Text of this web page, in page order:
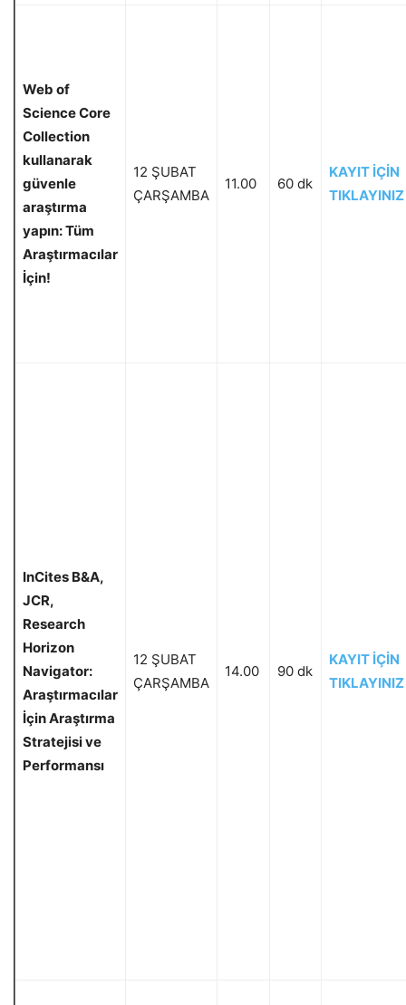
Web of
Science Core
Collection
kullanarak
güvenle
araştırma
yapın: Tüm
Araştırmacılar
İçin!
12 ŞUBAT
ÇARŞAMBA
11.00 60 dk
KAYIT İÇİN
TIKLAYINIZ
InCites B&A,
JCR,
Research
Horizon
Navigator:
Araştırmacılar
İçin Araştırma
Stratejisi ve
Performansı
12 ŞUBAT
ÇARŞAMBA
14.00 90 dk
KAYIT İÇİN
TIKLAYINIZ